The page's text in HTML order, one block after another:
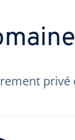
privé